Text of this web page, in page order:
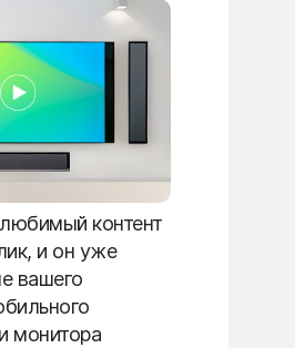
контент
и он уже
вашего
монитора